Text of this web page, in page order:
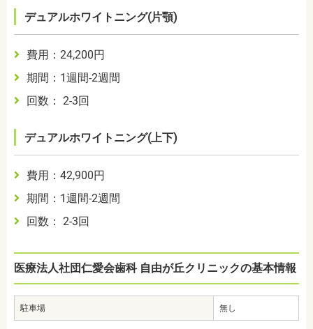
デュアルホワイトニング(片顎)
費用：24,200円
期間：1週間-2週間
回数： 2-3回
デュアルホワイトニング(上下)
費用：42,900円
期間：1週間-2週間
回数： 2-3回
医療法人社団仁愛会歯科 自由が丘クリニックの基本情報
駐車場 無し